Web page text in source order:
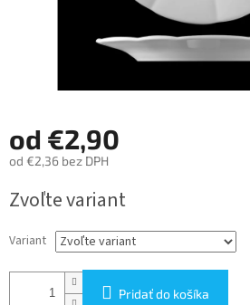
od €2,90
od €2,36 bez DPH
cena:
Zvoľte variant
Variant
Pridať do košíka